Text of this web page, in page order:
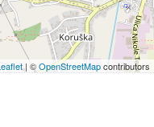
| ©OpenStreetMapcontributors